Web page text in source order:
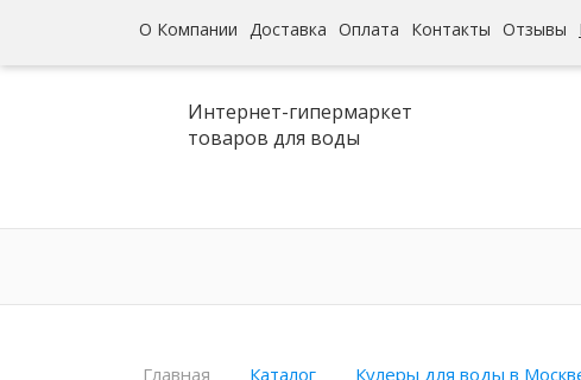
О Компании Доставка Оплата Контакты Отзывы
Интернет-гипермаркет
товаров для воды
Главная Каталог Кулеры для воды в